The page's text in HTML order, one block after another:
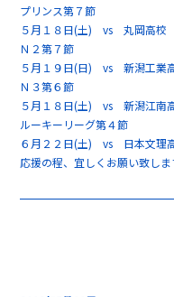
プリンス第７節
５月１８日(土) vs 丸岡高
Ｎ２第７節
５月１９日(日) vs 新潟工業
Ｎ３第６節
５月１８日(土) vs 新潟江南
ルーキーリーグ第４節
６月２２日(土) vs 日本文理
応援の程、宜しくお願い致しま